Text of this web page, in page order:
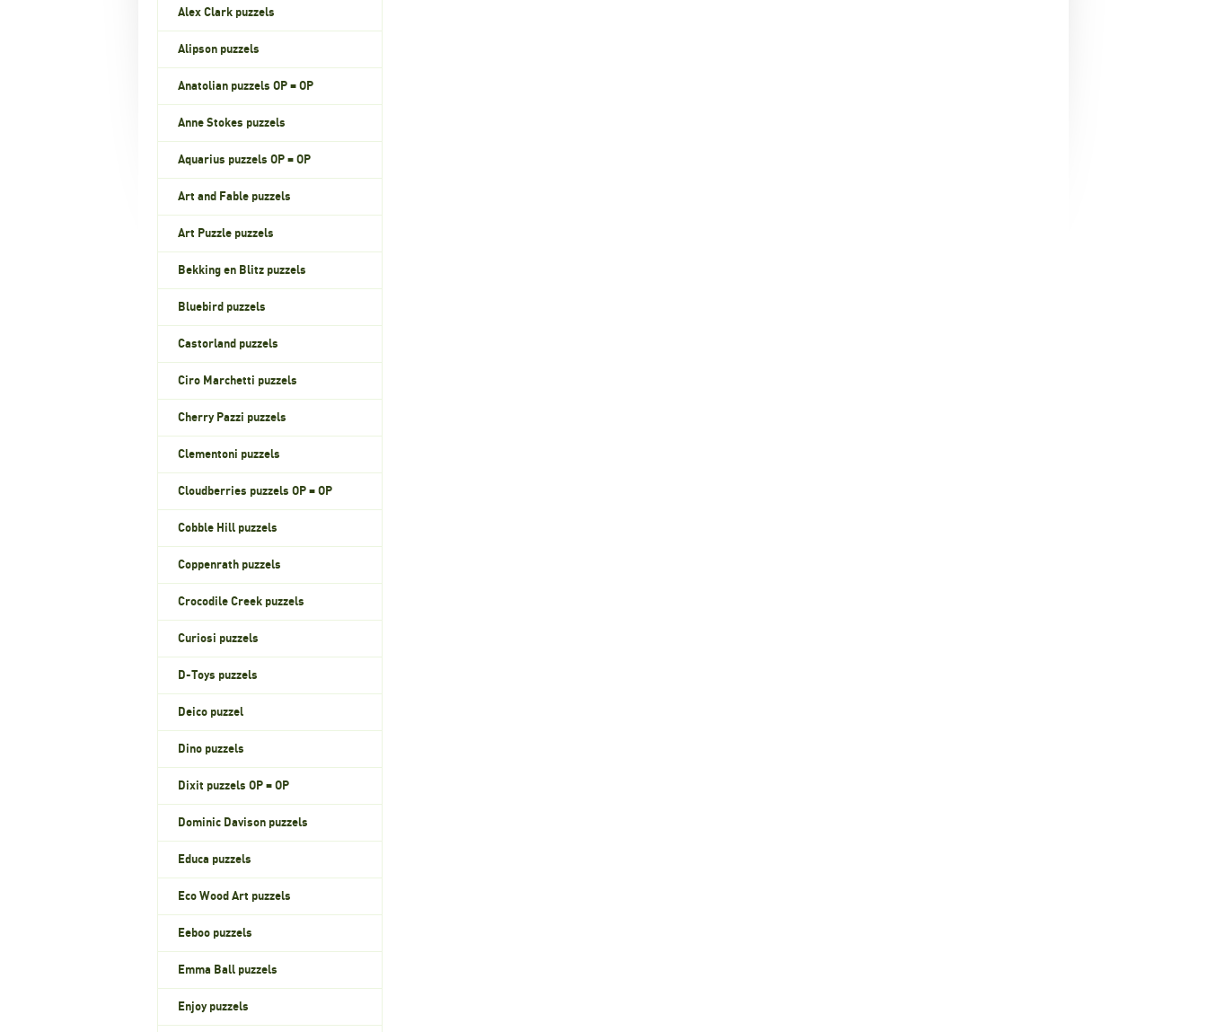
Alex Clark puzzels
Alipson puzzels
Anatolian puzzels OP = OP
Anne Stokes puzzels
Aquarius puzzels OP = OP
Art and Fable puzzels
Art Puzzle puzzels
Bekking en Blitz puzzels
Bluebird puzzels
Castorland puzzels
Ciro Marchetti puzzels
Cherry Pazzi puzzels
Clementoni puzzels
Cloudberries puzzels OP = OP
Cobble Hill puzzels
Coppenrath puzzels
Crocodile Creek puzzels
Curiosi puzzels
D-Toys puzzels
Deico puzzel
Dino puzzels
Dixit puzzels OP = OP
Dominic Davison puzzels
Educa puzzels
Eco Wood Art puzzels
Eeboo puzzels
Emma Ball puzzels
Enjoy puzzels